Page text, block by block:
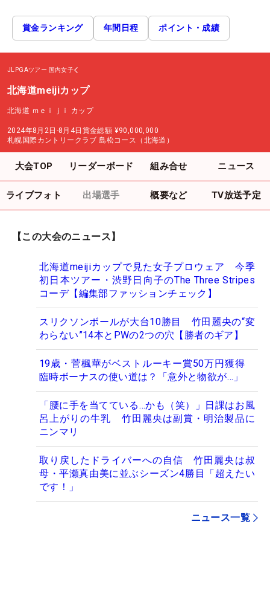
賞金ランキング 年間日程 ポイント・成績
JLPGAツアー 国内女子
北海道meijiカップ
北海道 ｍｅｉｊｉ カップ
2024年8月2日-8月4日 賞金総額 ¥90,000,000
札幌国際カントリークラブ 島松コース（北海道）
大会TOP リーダーボード 組み合せ ニュース
ライブフォト 出場選手 概要など TV放送予定
【この大会のニュース】
北海道meijiカップで見た女子プロウェア 今季
初日本ツアー・渋野日向子のThe Three Stripes
コーデ【編集部ファッションチェック】
スリクソンボールが大台10勝目 竹田麗央の“変
わらない”14本とPWの2つの穴【勝者のギア】
19歳・菅楓華がベストルーキー賞50万円獲得
臨時ボーナスの使い道は？「意外と物欲が…」
「腰に手を当てている…かも（笑）」日課はお風
呂上がりの牛乳 竹田麗央は副賞・明治製品に
ニンマリ
取り戻したドライバーへの自信 竹田麗央は叔
母・平瀬真由美に並ぶシーズン4勝目「超えたい
です！」
ニュース一覧